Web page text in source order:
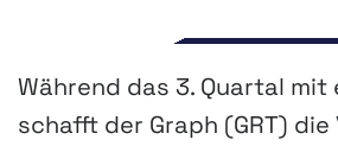
Während das 3. Quartal
schafft der Graph (GRT)